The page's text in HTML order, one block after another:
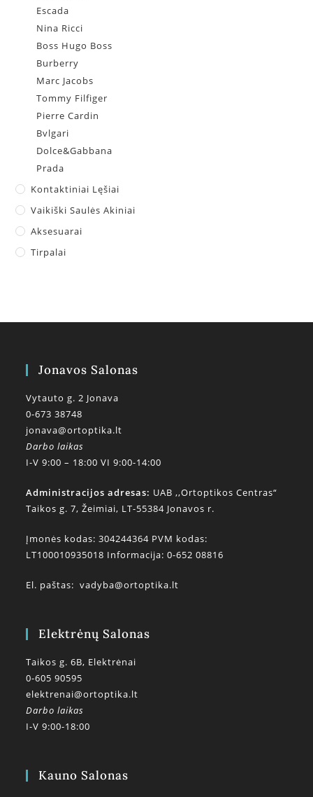
Escada
Nina Ricci
Boss Hugo Boss
Burberry
Marc Jacobs
Tommy Filfiger
Pierre Cardin
Bvlgari
Dolce&Gabbana
Prada
Kontaktiniai Lęšiai
Vaikiški Saulės Akiniai
Aksesuarai
Tirpalai
Jonavos Salonas
Vytauto g. 2 Jonava
0-673 38748
jonava@ortoptika.lt
Darbo laikas
I-V 9:00 – 18:00 VI 9:00-14:00
Administracijos adresas: UAB ,,Ortoptikos Centras“
Taikos g. 7, Žeimiai, LT-55384 Jonavos r.
Įmonės kodas: 304244364 PVM kodas:
LT100010935018 Informacija: 0-652 08816
El. paštas:vadyba@ortoptika.lt
Elektrėnų Salonas
Taikos g. 6B, Elektrėnai
0-605 90595
elektrenai@ortoptika.lt
Darbo laikas
I-V 9:00-18:00
Kauno Salonas